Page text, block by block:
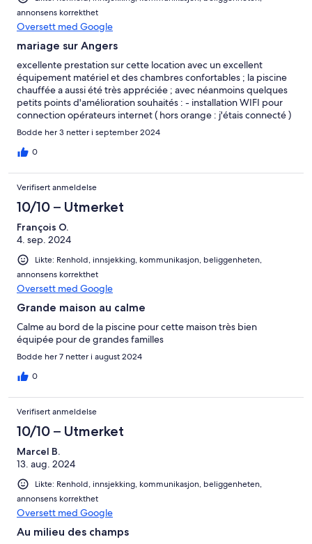
annonsens korrekthet
Oversett med Google
mariage sur Angers
excellente prestation sur cette location avec un excellent
équipement matériel et des chambres confortables ; la piscine
chauffée a aussi été très appréciée ; avec néanmoins quelques
petits points d'amélioration souhaités : - installation WIFI pour
connection opérateurs internet ( hors orange : j'étais connecté )
- absence d'une petite TV - absence de tringles de suspension
pour poser les tenues de mariage ( costumes et robes )
Bodde her 3 netter i september 2024
0
Verifisert anmeldelse
10/10 – Utmerket
François O.
4. sep. 2024
Likte: Renhold, innsjekking, kommunikasjon, beliggenheten,
annonsens korrekthet
Oversett med Google
Grande maison au calme
Calme au bord de la piscine pour cette maison très bien
équipée pour de grandes familles
Bodde her 7 netter i august 2024
0
Verifisert anmeldelse
10/10 – Utmerket
Marcel B.
13. aug. 2024
Likte: Renhold, innsjekking, kommunikasjon, beliggenheten,
annonsens korrekthet
Oversett med Google
Au milieu des champs